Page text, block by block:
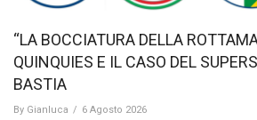
“LA BOCCIATURA DELLA
QUINQUIES E IL CASO DEL
BASTIA
By Gianluca / 6 Agosto 2026